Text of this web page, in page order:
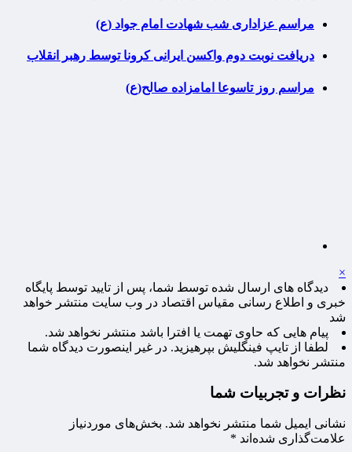
مراسم عزاداری شب شهادت امام جواد (ع)
دریافت نوبت دوم واکسن ایرانی کرونا توسط رهبر انقلاب
مراسم روز تاسوعا امامزاده صالح(ع)
×
دیدگاه های ارسال شده توسط شما، پس از تایید توسط پایگاه
خبری و اطلاع رسانی مقیاس اقتصاد در وب سایت منتشر خواهد
شد
پیام هایی که حاوی تهمت یا افترا باشد منتشر نخواهد شد.
لطفا از تایپ فینگلیش بپرهیزید. در غیر اینصورت دیدگاه شما
منتشر نخواهد شد.
نظرات و تجربیات شما
نشانی ایمیل شما منتشر نخواهد شد. بخش‌های موردنیاز
علامت‌گذاری شده‌اند *